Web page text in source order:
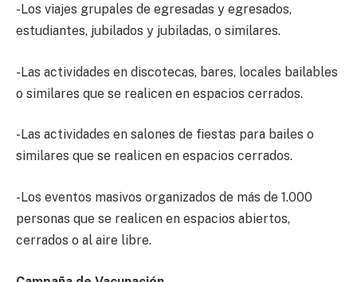
-Los viajes grupales de egresadas y egresados,
estudiantes, jubilados y jubiladas, o similares.
-Las actividades en discotecas, bares, locales bailables
o similares que se realicen en espacios cerrados.
-Las actividades en salones de fiestas para bailes o
similares que se realicen en espacios cerrados.
-Los eventos masivos organizados de más de 1.000
personas que se realicen en espacios abiertos,
cerrados o al aire libre.